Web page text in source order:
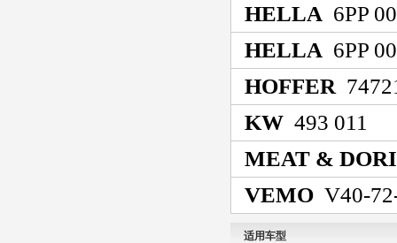
HELLA 6PP
HELLA 6PP
HOFFER
KW 493 011
MEAT &
VEMO V40-
适用车型